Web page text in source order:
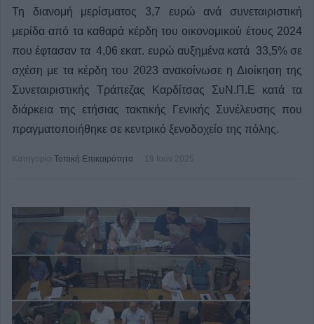
Τη διανομή μερίσματος 3,7 ευρώ ανά συνεταιριστική
μερίδα από τα καθαρά κέρδη του οικονομικού έτους 2024
που έφτασαν τα 4,06 εκατ. ευρώ αυξημένα κατά 33,5% σε
σχέση με τα κέρδη του 2023 ανακοίνωσε η Διοίκηση της
Συνεταιριστικής Τράπεζας Καρδίτσας ΣυΝ.Π.Ε κατά τα
διάρκεια της ετήσιας τακτικής Γενικής Συνέλευσης που
πραγματοποιήθηκε σε κεντρικό ξενοδοχείο της πόλης.
Κατηγορία Τοπική Επικαιρότητα 19 Ιουν 2025